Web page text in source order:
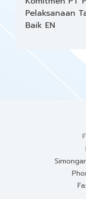
Pelaksanaan
Baik EN